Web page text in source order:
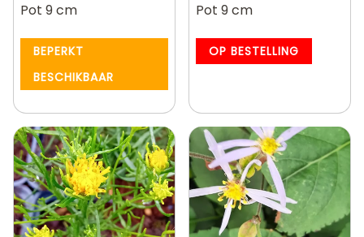
Pot 9 cm
BEPERKT
BESCHIKBAAR
Pot 9 cm
OP BESTELLING